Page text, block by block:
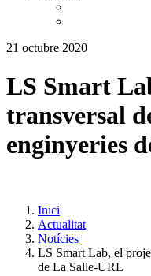
21 octubre 2020
LS Smart
transversal
enginyeries
Inici
Actualitat
Notícies
LS Smart Lab, el
de La Salle-URL